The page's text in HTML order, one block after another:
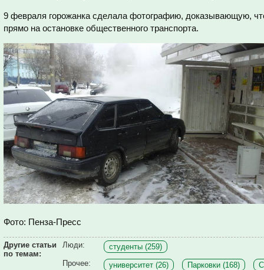
9 февраля горожанка сделала фотографию, доказывающую,
прямо на остановке общественного транспорта.
Фото: Пенза-Пресс
Другие статьи
по темам:
Люди:
студенты (259)
Прочее:
университет (26) Парковки (168)